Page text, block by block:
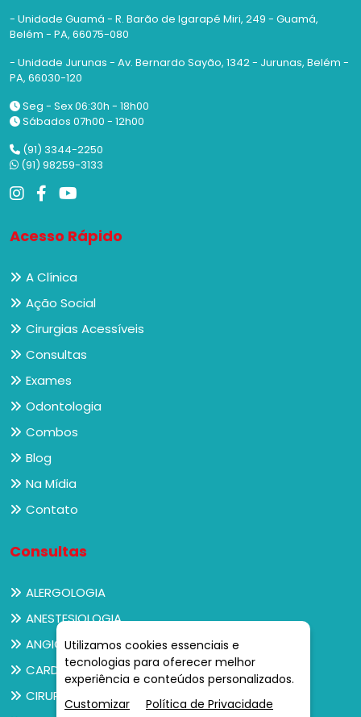
- Unidade Guamá - R. Barão de Igarapé Miri, 249 - Guamá,
Belém - PA, 66075-080
- Unidade Jurunas - Av. Bernardo Sayão, 1342 - Jurunas, Belém -
PA, 66030-120
Seg - Sex 06:30h - 18h00
Sábados 07h00 - 12h00
(91) 3344-2250
(91) 98259-3133
Acesso Rápido
A Clínica
Ação Social
Cirurgias Acessíveis
Consultas
Exames
Odontologia
Combos
Blog
Na Mídia
Contato
Consultas
ALERGOLOGIA
ANESTESIOLOGIA
ANGIOLOGIA
CARDIOLOGIA
CIRURGIA GERAL
Utilizamos cookies essenciais e
tecnologias para oferecer melhor
experiência e conteúdos personalizados.
Customizar
Política de Privacidade